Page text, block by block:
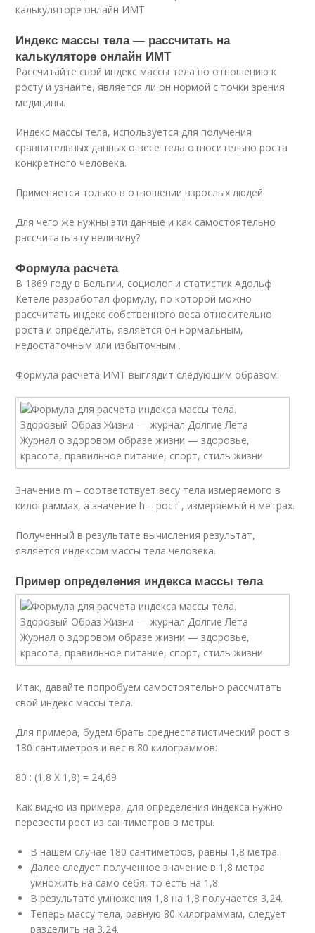
калькуляторе онлайн ИМТ
Индекс массы тела — рассчитать на
калькуляторе онлайн ИМТ
Рассчитайте свой индекс массы тела по отношению к
росту и узнайте, является ли он нормой с точки зрения
медицины.
Индекс массы тела, используется для получения
сравнительных данных о весе тела относительно роста
конкретного человека.
Применяется только в отношении взрослых людей.
Для чего же нужны эти данные и как самостоятельно
рассчитать эту величину?
Формула расчета
В 1869 году в Бельгии, социолог и статистик Адольф
Кетеле разработал формулу, по которой можно
рассчитать индекс собственного веса относительно
роста и определить, является он нормальным,
недостаточным или избыточным .
Формула расчета ИМТ выглядит следующим образом:
Значение m – соответствует весу тела измеряемого в
килограммах, а значение h – рост , измеряемый в метрах.
Полученный в результате вычисления результат,
является индексом массы тела человека.
Пример определения индекса массы тела
Итак, давайте попробуем самостоятельно рассчитать
свой индекс массы тела.
Для примера, будем брать среднестатистический рост в
180 сантиметров и вес в 80 килограммов:
80 : (1,8 Х 1,8) = 24,69
Как видно из примера, для определения индекса нужно
перевести рост из сантиметров в метры.
В нашем случае 180 сантиметров, равны 1,8 метра.
Далее следует полученное значение в 1,8 метра
умножить на само себя, то есть на 1,8.
В результате умножения 1,8 на 1,8 получается 3,24.
Теперь массу тела, равную 80 килограммам, следует
разделить на 3,24.